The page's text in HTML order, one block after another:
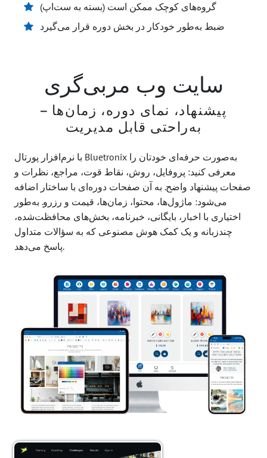
گروه‌های کوچک ممکن است (بسته به ست‌اپ)
ضبط به‌طور خودکار در بخش دوره قرار می‌گیرد
سایت وب مربی‌گری
پیشنهاد، نمای دوره، زمان‌ها –
به‌راحتی قابل مدیریت
با نرم‌افزار پورتال Bluetronix به‌صورت حرفه‌ای خودتان را
معرفی کنید: پروفایل، روش، نقاط قوت، مراجع، نظرات و
صفحات پیشنهاد واضح. به آن صفحات دوره‌ای با ساختار اضافه
می‌شود: ماژول‌ها، محتوا، زمان‌ها، قیمت و رزرو. به‌طور
اختیاری با اخبار، بایگانی، خبرنامه، بخش‌های محافظت‌شده،
چندزبانه و یک کمک هوش مصنوعی که به سؤالات متداول
پاسخ می‌دهد.